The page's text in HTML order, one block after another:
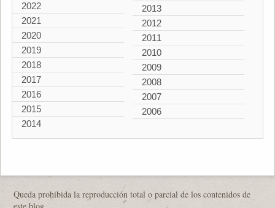
2022
2021
2020
2019
2018
2017
2016
2015
2014
2013
2012
2011
2010
2009
2008
2007
2006
Queda prohibida la reproducción total o parcial de los contenidos de